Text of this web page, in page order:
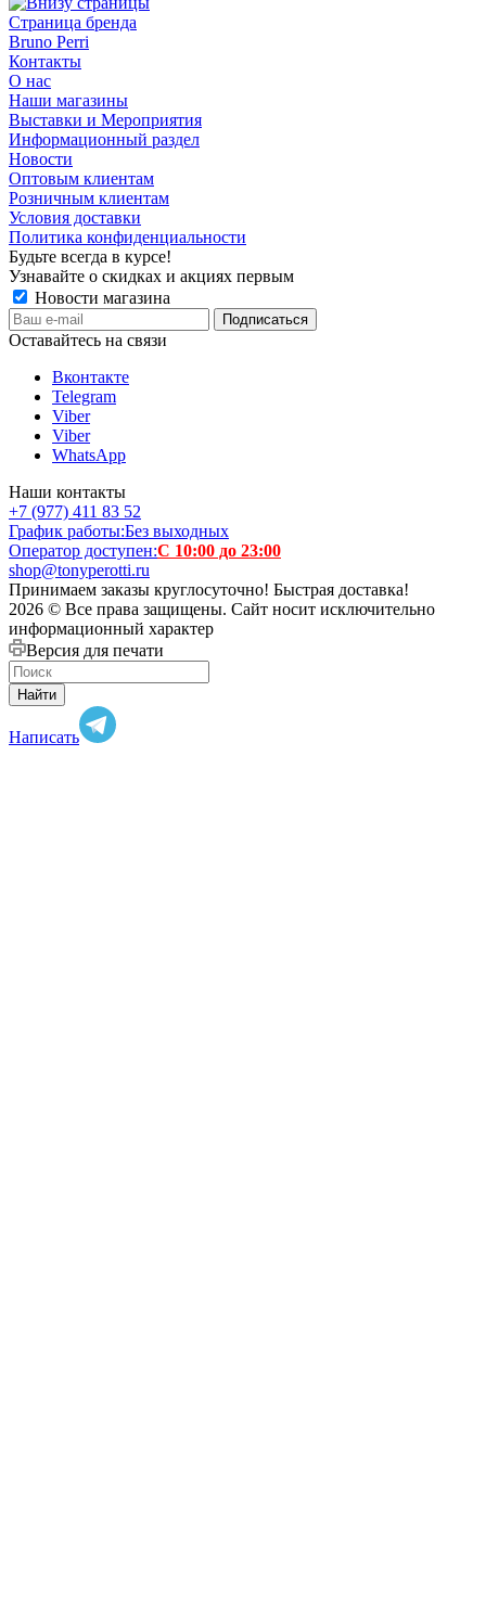
Страница бренда
Bruno Perri
Контакты
О нас
Наши магазины
Выставки и Мероприятия
Информационный раздел
Новости
Оптовым клиентам
Розничным клиентам
Условия доставки
Политика конфиденциальности
Будьте всегда в курсе!
Узнавайте о скидках и акциях первым
Новости магазина
Оставайтесь на связи
Вконтакте
Telegram
Viber
Viber
WhatsApp
Наши контакты
+7 (977) 411 83 52
График работы:Без выходных
Оператор доступен:С 10:00 до 23:00
shop@tonyperotti.ru
Принимаем заказы круглосуточно! Быстрая доставка!
2026 © Все права защищены. Сайт носит исключительно
информационный характер
Версия для печати
Найти
Написать